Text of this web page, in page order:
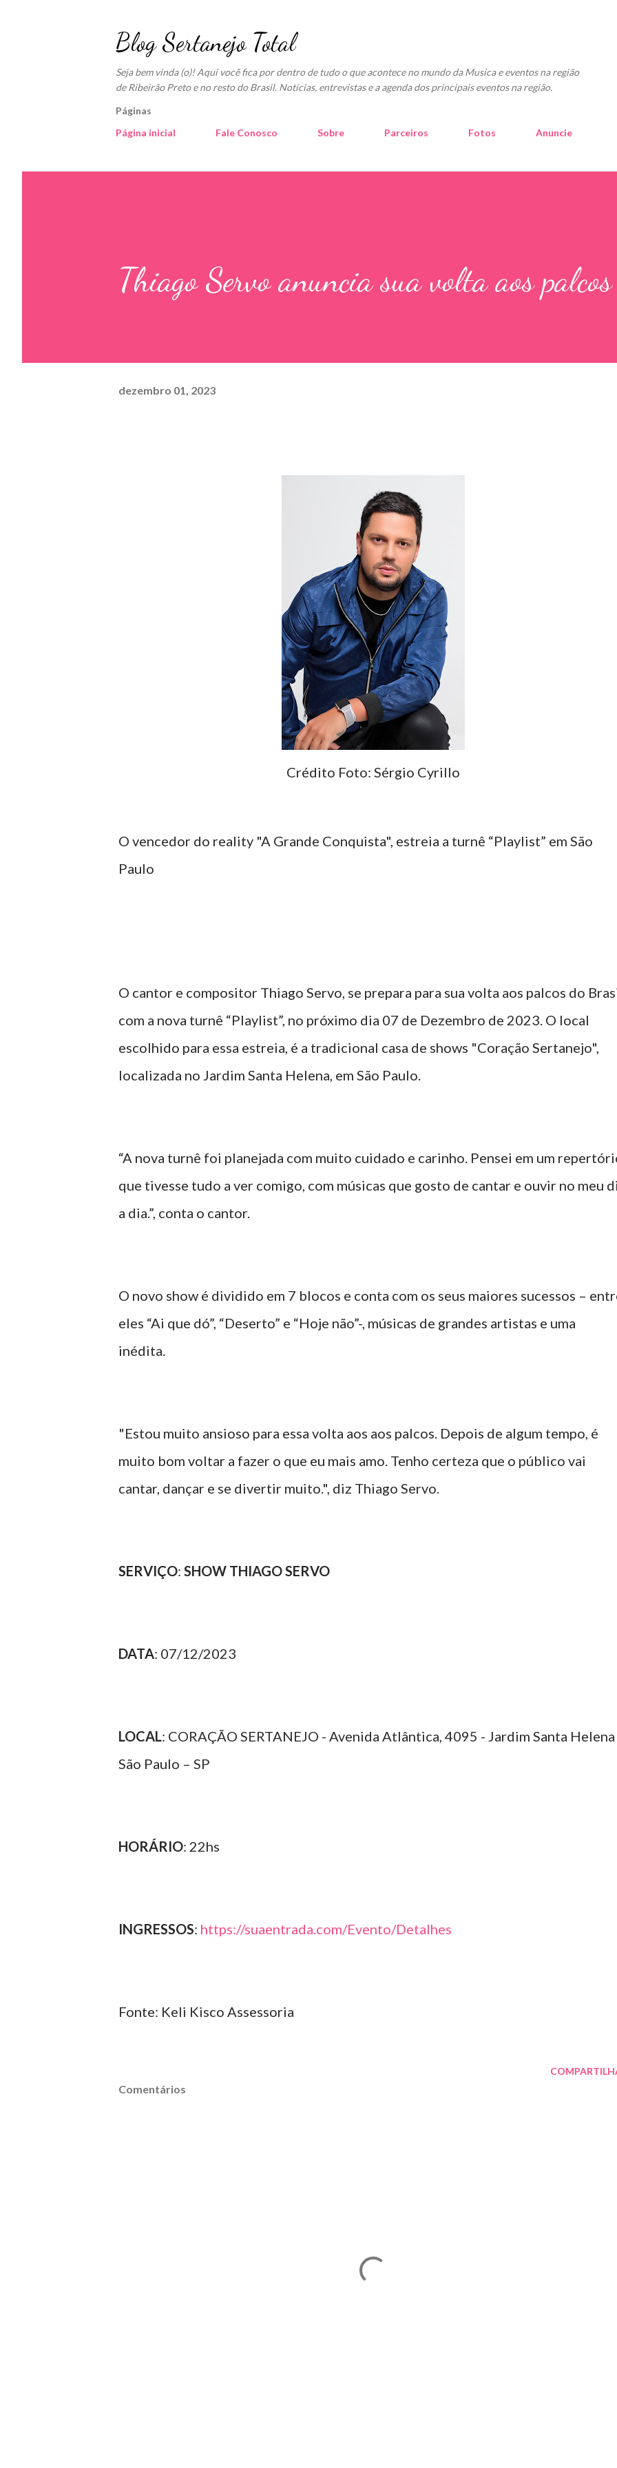
Blog Sertanejo Total
Seja bem vinda (o)! Aqui você fica por dentro de tudo o que acontece no mundo da Musica e eventos na região
de Ribeirão Preto e no resto do Brasil. Notícias, entrevistas e a agenda dos principais eventos na região.
Páginas
Página inicial
Fale Conosco Sobre Parceiros Fotos Anuncie
Thiago Servo anuncia sua volta aos palcos
dezembro 01, 2023
Crédito Foto: Sérgio Cyrillo
O vencedor do reality "A Grande Conquista", estreia a turnê “Playlist” em São
Paulo
O cantor e compositor Thiago Servo, se prepara para sua volta aos palcos do
com a nova turnê “Playlist”, no próximo dia 07 de Dezembro de 2023. O local
escolhido para essa estreia, é a tradicional casa de shows "Coração Sertanejo",
localizada no Jardim Santa Helena, em São Paulo.
“A nova turnê foi planejada com muito cuidado e carinho. Pensei em um
que tivesse tudo a ver comigo, com músicas que gosto de cantar e ouvir no meu
a dia.”, conta o cantor.
O novo show é dividido em 7 blocos e conta com os seus maiores sucessos –
eles “Ai que dó”, “Deserto” e “Hoje não”-, músicas de grandes artistas e uma
inédita.
"Estou muito ansioso para essa volta aos aos palcos. Depois de algum tempo, é
muito bom voltar a fazer o que eu mais amo. Tenho certeza que o público vai
cantar, dançar e se divertir muito.", diz Thiago Servo.
SERVIÇO: SHOW THIAGO SERVO
DATA: 07/12/2023
LOCAL: CORAÇÃO SERTANEJO - Avenida Atlântica, 4095 - Jardim Santa
São Paulo – SP
HORÁRIO: 22hs
INGRESSOS: https://suaentrada.com/Evento/Detalhes
Fonte: Keli Kisco Assessoria
Comentários